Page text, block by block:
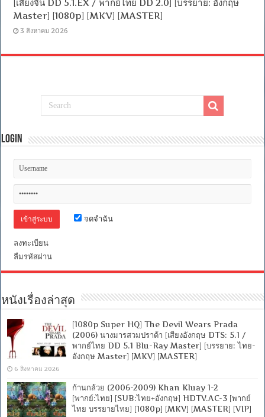
[เสียงจีน DD 5.1.EX / พากย์ไทย DD 2.0] [บรรยาย: อังกฤษ
Master] [1080p] [MKV] [MASTER]
3 สิงหาคม 2026
Login
จดจำฉัน
ลงทะเบียน
ลืมรหัสผ่าน
หนังเรื่องล่าสุด
[1080p Super HQ] The Devil Wears Prada
(2006) นางมารสวมปราด้า [เสียงอังกฤษ DTS: 5.1 /
พากย์ไทย DD 5.1 Blu-Ray Master] [บรรยาย: ไทย-
อังกฤษ Master] [MKV] [MASTER]
6 สิงหาคม 2026
ก้านกล้วย (2006-2009) Khan Kluay 1-2
[พากย์:ไทย] [SUB:ไทย+อังกฤษ] HDTV.AC-3 [พากย์
ไทย บรรยายไทย] [1080p] [MKV] [MASTER] [VIP]